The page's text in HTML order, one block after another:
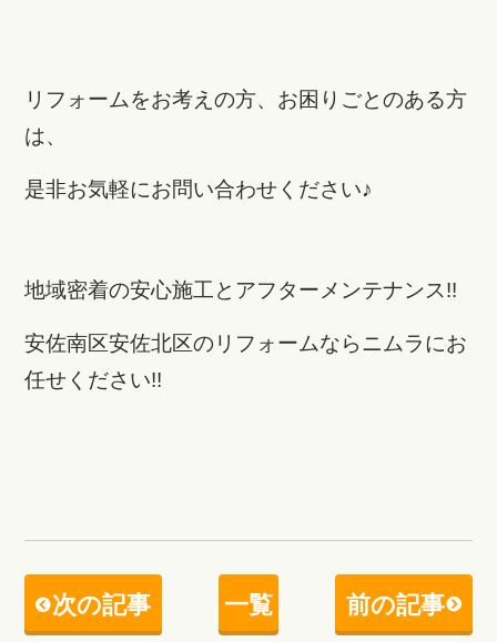
リフォームをお考えの方、お困りごとのある方
は、
是非お気軽にお問い合わせください♪
地域密着の安心施工とアフターメンテナンス!!
安佐南区安佐北区のリフォームならニムラにお
任せください!!
次の記事 一覧 前の記事